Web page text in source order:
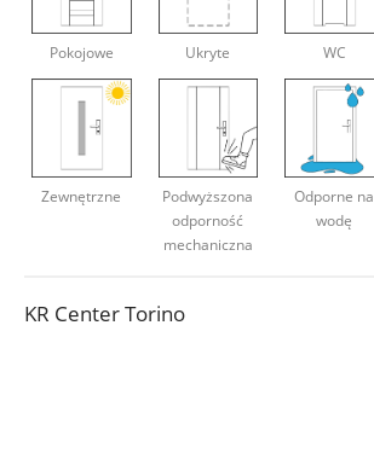
Deweloperzy
Pokojowe Ukryte WC
Zewnętrzne
Podwyższona
odporność
mechaniczna
Odporne na
wodę
KR Center Torino